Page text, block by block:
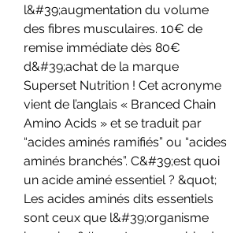
l&#39;augmentation du volume
des fibres musculaires. 10€ de
remise immédiate dès 80€
d&#39;achat de la marque
Superset Nutrition ! Cet acronyme
vient de l’anglais « Branced Chain
Amino Acids » et se traduit par
“acides aminés ramifiés” ou “acides
aminés branchés”. C&#39;est quoi
un acide aminé essentiel ? &quot;
Les acides aminés dits essentiels
sont ceux que l&#39;organisme